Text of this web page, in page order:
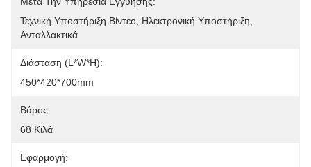
Τεχνική Υποστήριξη Βίντεο, Ηλεκτρονική Υποστήριξη,
Ανταλλακτικά
Διάσταση (l*w*h):
450*420*700mm
Βάρος:
68 Κιλά
Εφαρμογή: